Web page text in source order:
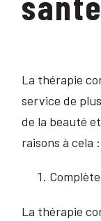
La thérapie
service de
de la beauté
raisons à cela :
La thérapie